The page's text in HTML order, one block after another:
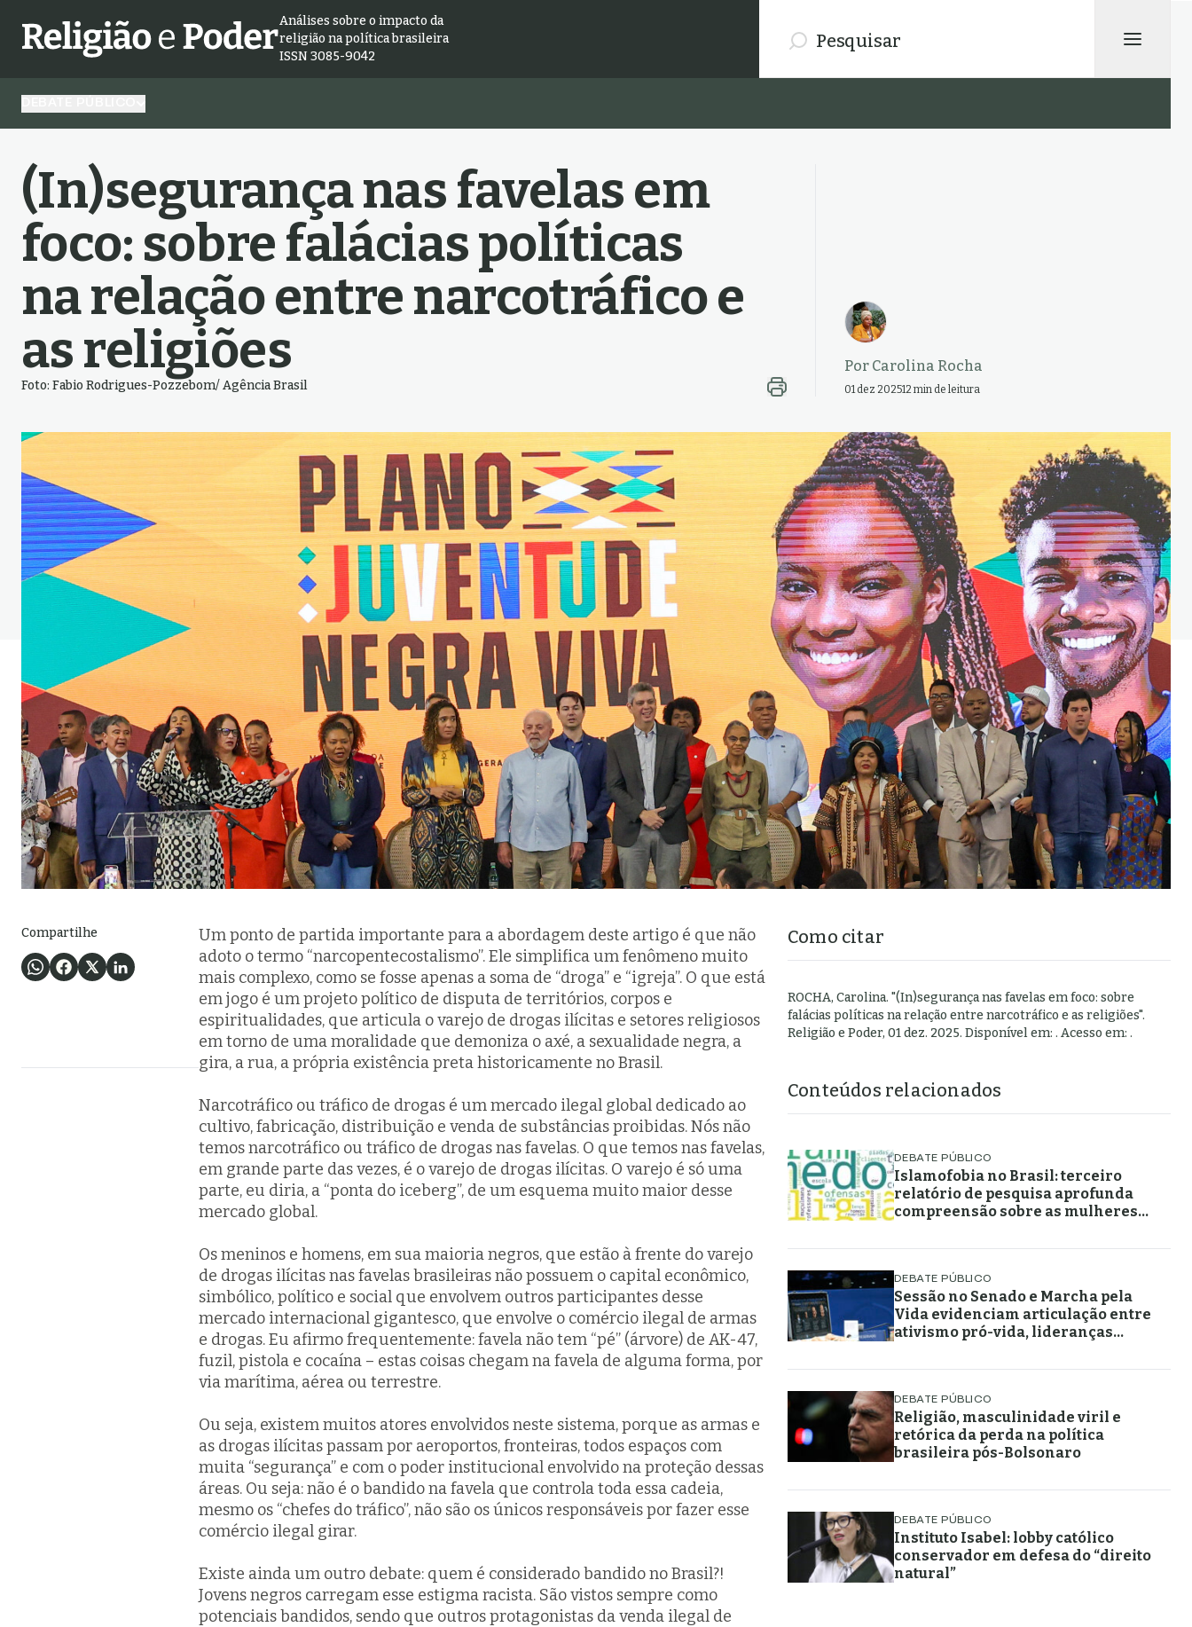
Análises sobre o impacto da
religião na política brasileira
ISSN 3085-9042
(In)segurança nas favelas em
foco: sobre falácias políticas
na relação entre narcotráfico e
as religiões
Foto: Fabio Rodrigues-Pozzebom/ Agência Brasil
Por Carolina Rocha
01 dez 202512 min de leitura
Compartilhe
Um ponto de partida importante para a abordagem deste artigo é que não
adoto o termo “narcopentecostalismo”. Ele simplifica um fenômeno muito
mais complexo, como se fosse apenas a soma de “droga” e “igreja”. O que está
em jogo é um projeto político de disputa de territórios, corpos e
espiritualidades, que articula o varejo de drogas ilícitas e setores religiosos
em torno de uma moralidade que demoniza o axé, a sexualidade negra, a
gira, a rua, a própria existência preta historicamente no Brasil.
Narcotráfico ou tráfico de drogas é um mercado ilegal global dedicado ao
cultivo, fabricação, distribuição e venda de substâncias proibidas. Nós não
temos narcotráfico ou tráfico de drogas nas favelas. O que temos nas favelas,
em grande parte das vezes, é o varejo de drogas ilícitas. O varejo é só uma
parte, eu diria, a “ponta do iceberg”, de um esquema muito maior desse
mercado global.
Os meninos e homens, em sua maioria negros, que estão à frente do varejo
de drogas ilícitas nas favelas brasileiras não possuem o capital econômico,
simbólico, político e social que envolvem outros participantes desse
mercado internacional gigantesco, que envolve o comércio ilegal de armas
e drogas. Eu afirmo frequentemente: favela não tem “pé” (árvore) de AK-47,
fuzil, pistola e cocaína – estas coisas chegam na favela de alguma forma, por
via marítima, aérea ou terrestre.
Ou seja, existem muitos atores envolvidos neste sistema, porque as armas e
as drogas ilícitas passam por aeroportos, fronteiras, todos espaços com
muita “segurança” e com o poder institucional envolvido na proteção dessas
áreas. Ou seja: não é o bandido na favela que controla toda essa cadeia,
mesmo os “chefes do tráfico”, não são os únicos responsáveis por fazer esse
comércio ilegal girar.
Existe ainda um outro debate: quem é considerado bandido no Brasil?!
Jovens negros carregam esse estigma racista. São vistos sempre como
potenciais bandidos, sendo que outros protagonistas da venda ilegal de
Como citar
ROCHA, Carolina. "(In)segurança nas favelas em foco: sobre
falácias políticas na relação entre narcotráfico e as religiões".
Religião e Poder, 01 dez. 2025. Disponível em: . Acesso em: .
Conteúdos relacionados
DEBATE PÚBLICO
Islamofobia no Brasil: terceiro
relatório de pesquisa aprofunda
compreensão sobre as mulheres
DEBATE PÚBLICO
Sessão no Senado e Marcha pela
Vida evidenciam articulação entre
ativismo pró-vida, lideranças
política
DEBATE PÚBLICO
Religião, masculinidade viril e
retórica da perda na política
brasileira pós-Bolsonaro
DEBATE PÚBLICO
Instituto Isabel: lobby católico
conservador em defesa do “direito
natural”